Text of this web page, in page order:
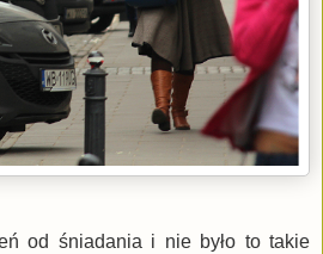
od śniadania i nie było to takie